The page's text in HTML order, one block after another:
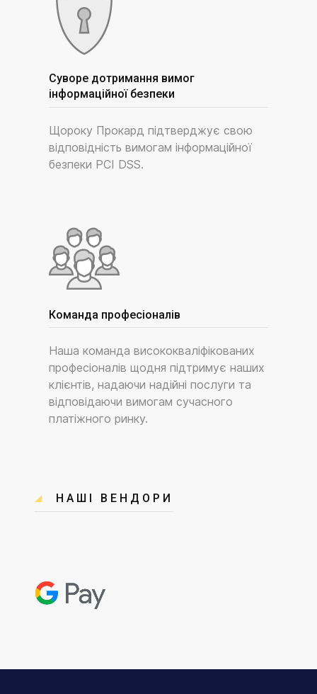
Суворе дотримання вимог
інформаційної безпеки
Щороку Прокард підтверджує свою
відповідність вимогам інформаційної
безпеки PCI DSS.
Команда професіоналів
Наша команда висококваліфікованих
професіоналів щодня підтримує наших
клієнтів, надаючи надійні послуги та
відповідаючи вимогам сучасного
платіжного ринку.
НАШІ ВЕНДОРИ